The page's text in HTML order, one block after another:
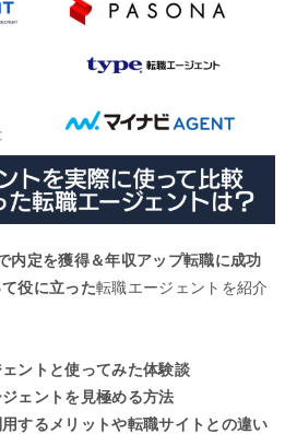
内定を獲得＆年収アップ転職に成功
役に立った転職エージェントを紹介
ントと使ってみた体験談
ェントを見極める方法
するメリットや転職サイトとの違い